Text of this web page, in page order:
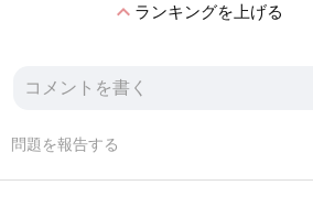
expand_lessランキングを上げる
問題を報告する